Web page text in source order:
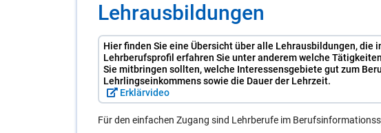
Lehrausbildungen
Hier finden Sie eine Übersicht über alle Lehrausbildungen, die
Lehrberufsprofil erfahren Sie unter anderem welche
Sie mitbringen sollten, welche Interessensgebiete gut zum
Lehrlingseinkommens sowie die Dauer der Lehrzeit.
Erklärvideo
Für den einfachen Zugang sind Lehrberufe im